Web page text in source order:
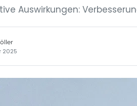
Auswirkungen:
2025